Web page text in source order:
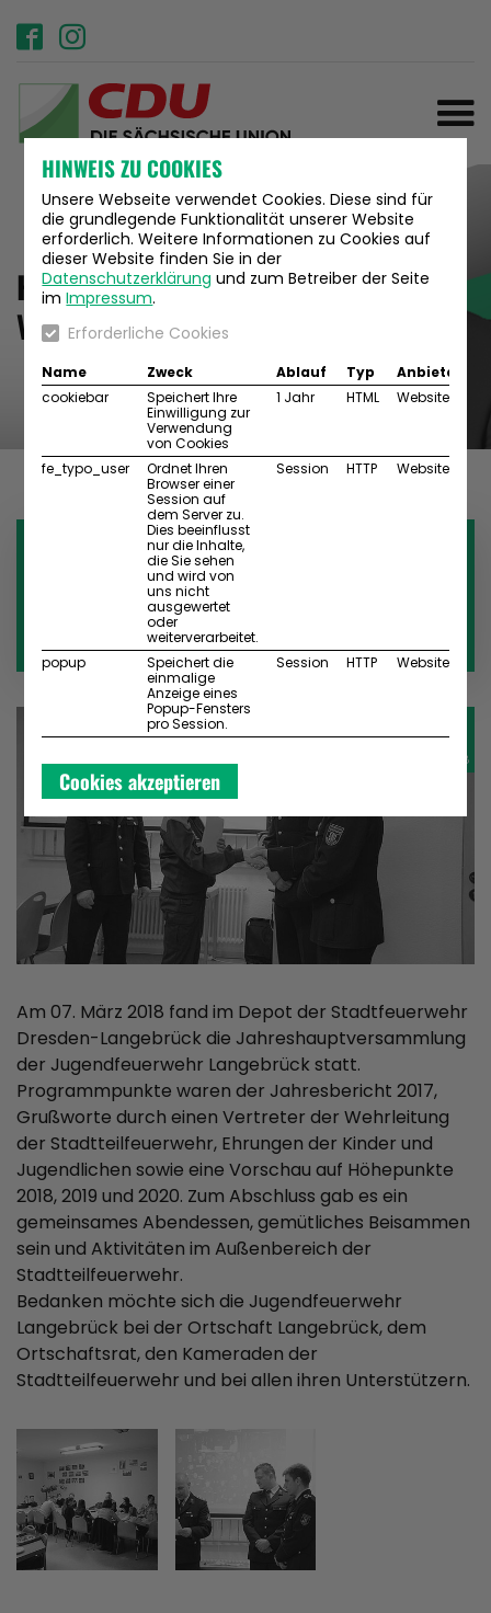
Heimat braucht
Verlässlichkeit.
Christian
Hartmann
Ihr Abgeordneter für den
Dresdner Norden und die
Stadtteile Kaditz, Mickten
und Trachau.
Wahlkreis 40
JAHRESHAUPTVERSAMMLUNG
DER JUGENDFEUERWEHR
LANGEBRÜCK
07
MÄR 2018
Am 07. März 2018 fand im Depot der Stadtfeuerwehr
Dresden-Langebrück die Jahreshauptversammlung
der Jugendfeuerwehr Langebrück statt.
Programmpunkte waren der Jahresbericht 2017,
Grußworte durch einen Vertreter der Wehrleitung
der Stadtteilfeuerwehr, Ehrungen der Kinder und
Jugendlichen sowie eine Vorschau auf Höhepunkte
2018, 2019 und 2020. Zum Abschluss gab es ein
gemeinsames Abendessen, gemütliches Beisammen
sein und Aktivitäten im Außenbereich der
Stadtteilfeuerwehr.
Bedanken möchte sich die Jugendfeuerwehr
Langebrück bei der Ortschaft Langebrück, dem
Ortschaftsrat, den Kameraden der
Stadtteilfeuerwehr und bei allen ihren Unterstützern.
HINWEIS ZU COOKIES
Unsere Webseite verwendet Cookies. Diese sind für
die grundlegende Funktionalität unserer Website
erforderlich. Weitere Informationen zu Cookies auf
dieser Website finden Sie in der
Datenschutzerklärung und zum Betreiber der Seite
imImpressum.
Erforderliche Cookies
Name Zweck Ablauf Typ
Anbieter
cookiebar
Speichert Ihre
Einwilligung zur
Verwendung
von Cookies
1 Jahr HTML Website
fe_typo_user
Ordnet Ihren
Browser einer
Session auf
dem Server zu.
Dies beeinflusst
nur die Inhalte,
die Sie sehen
und wird von
uns nicht
ausgewertet
oder
weiterverarbeitet.
Session HTTP Website
popup
Speichert die
einmalige
Anzeige eines
Popup-Fensters
pro Session.
Session HTTP Website
Cookies akzeptieren